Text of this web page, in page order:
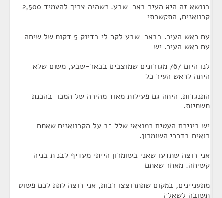
בנושא זה היא העיר באר-שבע. כשהיה צריך להעמיד 2,500
קרוואנים, התקשרתי
עם ראש העיר. בבאר-שבע לקח לי בדיוק 5 דקות של שיחה
עם ראש העיר. יש
לנו היום 767 מגורונים שמוצבים בבאר-שבע, משום שלא
היתה לראש העיר כל
התנגדות. היתה גם פעילות מאוד מהירה של המכון בהכנת
תשתיות.
יש ביניכם העטים כמוצאי שלל רב על הקרוואנים שאתם
רואים בדרכי השומרון.
אני רוצה שתדעו שאני בשומרון הייתי מעדיף לבנות בניה
קשיחה. מאחר שאתם
מתעניינים, במקום שתתרוצצו רבות, אני רוצה לתת לכם פשוט
תשובה לשאלה